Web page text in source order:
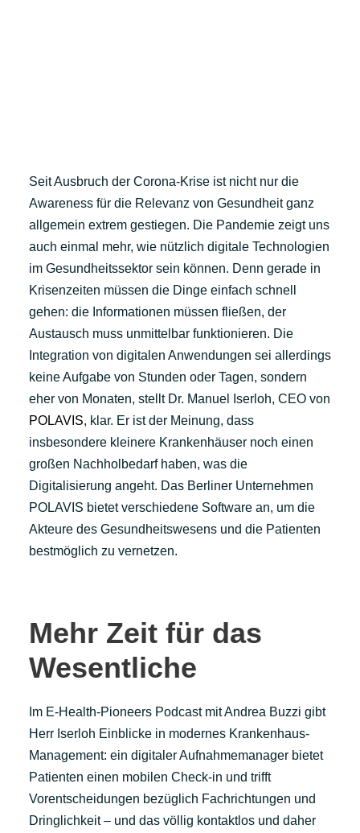
Seit Ausbruch der Corona-Krise ist nicht nur die
Awareness für die Relevanz von Gesundheit ganz
allgemein extrem gestiegen. Die Pandemie zeigt uns
auch einmal mehr, wie nützlich digitale Technologien
im Gesundheitssektor sein können. Denn gerade in
Krisenzeiten müssen die Dinge einfach schnell
gehen: die Informationen müssen fließen, der
Austausch muss unmittelbar funktionieren. Die
Integration von digitalen Anwendungen sei allerdings
keine Aufgabe von Stunden oder Tagen, sondern
eher von Monaten, stellt Dr. Manuel Iserloh, CEO von
POLAVIS, klar. Er ist der Meinung, dass
insbesondere kleinere Krankenhäuser noch einen
großen Nachholbedarf haben, was die
Digitalisierung angeht. Das Berliner Unternehmen
POLAVIS bietet verschiedene Software an, um die
Akteure des Gesundheitswesens und die Patienten
bestmöglich zu vernetzen.
Mehr Zeit für das
Wesentliche
Im E-Health-Pioneers Podcast mit Andrea Buzzi gibt
Herr Iserloh Einblicke in modernes Krankenhaus-
Management: ein digitaler Aufnahmemanager bietet
Patienten einen mobilen Check-in und trifft
Vorentscheidungen bezüglich Fachrichtungen und
Dringlichkeit – und das völlig kontaktlos und daher